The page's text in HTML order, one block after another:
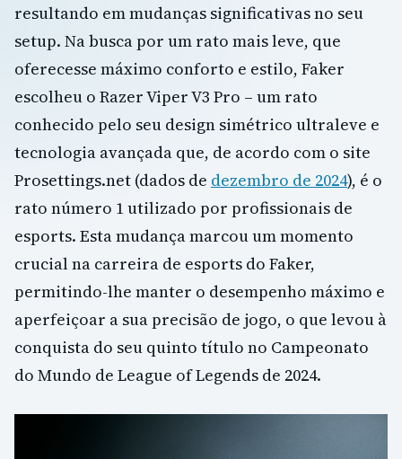
resultando em mudanças significativas no seu
setup. Na busca por um rato mais leve, que
oferecesse máximo conforto e estilo, Faker
escolheu o Razer Viper V3 Pro – um rato
conhecido pelo seu design simétrico ultraleve e
tecnologia avançada que, de acordo com o site
Prosettings.net (dados de dezembro de 2024), é o
rato número 1 utilizado por profissionais de
esports. Esta mudança marcou um momento
crucial na carreira de esports do Faker,
permitindo-lhe manter o desempenho máximo e
aperfeiçoar a sua precisão de jogo, o que levou à
conquista do seu quinto título no Campeonato
do Mundo de League of Legends de 2024.